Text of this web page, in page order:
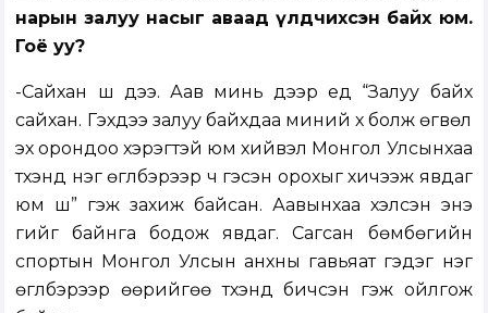
нарын залуу насыг аваад үлдчихсэн байх юм.
Гоё уу?
-Сайхан шүү дээ. Аав минь дээр үед “Залуу байх
сайхан. Гэхдээ залуу байхдаа миний хүү болж өгвөл
эх орондоо хэрэгтэй юм хийвэл Монгол Улсынхаа
түүхэнд нэг өгүүлбэрээр ч гэсэн орохыг хичээж явдаг
юм шүү” гэж захиж байсан. Аавынхаа хэлсэн энэ
үгийг байнга бодож явдаг. Сагсан бөмбөгийн
спортын Монгол Улсын анхны гавьяат гэдэг нэг
өгүүлбэрээр өөрийгөө түүхэнд бичсэн гэж ойлгож